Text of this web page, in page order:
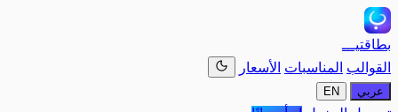
بطاقتيـــ
القوالب المناسبات الأسعار
عربي EN